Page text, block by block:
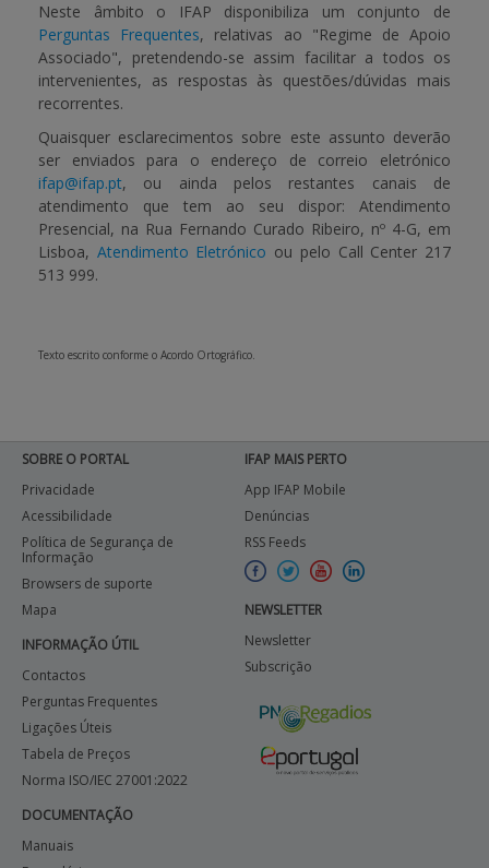
Neste âmbito o IFAP disponibiliza um conjunto de
Perguntas Frequentes, relativas ao "Regime de Apoio
Associado", pretendendo-se assim facilitar a todos os
intervenientes, as respostas às questões/dúvidas mais
recorrentes.
Quaisquer esclarecimentos sobre este assunto deverão
ser enviados para o endereço de correio eletrónico
ifap@ifap.pt, ou ainda pelos restantes canais de
atendimento que tem ao seu dispor: Atendimento
Presencial, na Rua Fernando Curado Ribeiro, nº 4-G, em
Lisboa, Atendimento Eletrónico ou pelo Call Center 217
513 999.
Texto escrito conforme o Acordo Ortográfico.
SOBRE O PORTAL
Privacidade
Acessibilidade
Política de Segurança de
Informação
Browsers de suporte
Mapa
INFORMAÇÃO ÚTIL
Contactos
Perguntas Frequentes
Ligações Úteis
Tabela de Preços
Norma ISO/IEC 27001:2022
DOCUMENTAÇÃO
Manuais
IFAP MAIS PERTO
App IFAP Mobile
Denúncias
RSS Feeds
NEWSLETTER
Newsletter
Subscrição